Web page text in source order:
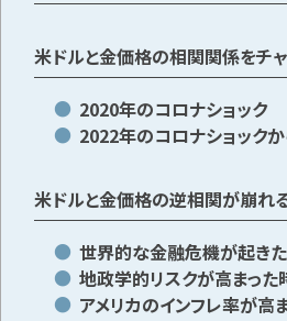
米ドルと金価格の相関関係をチ
2020年のコロナショック
2022年のコロナショック
米ドルと金価格の逆相関が崩れ
世界的な金融危機が起き
地政学的リスクが高まった
アメリカのインフレ率が高